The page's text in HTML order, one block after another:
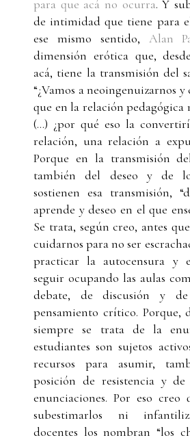
para que acá no ocurra. Y
de intimidad que tiene para
ese mismo sentido, Alan
dimensión erótica que,
acá, tiene la transmisión del
“¿Vamos a neoingenuizarnos
que en la relación pedagógica
(...) ¿por qué eso la
relación, una relación a
Porque en la transmisión
también del deseo y de
sostienen esa transmisión,
aprende y deseo en el que
Se trata, según creo, antes
cuidarnos para no ser
practicar la autocensura y
seguir ocupando las aulas
debate, de discusión y
pensamiento crítico. Porque,
siempre se trata de la
estudiantes son sujetos
recursos para asumir,
posición de resistencia y de
enunciaciones. Por eso
subestimarlos ni
docentes los nombran “los